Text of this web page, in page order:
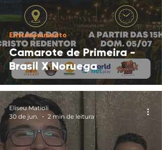
Camarote de Primeira -
Brasil X Noruega
Entretenimento
Eliseu Matioli
30 de jun.
2 min de leitura